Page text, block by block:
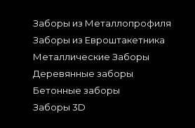
Заборы из Металлопрофиля
Заборы из Евроштакетника
Металлические Заборы
Деревянные заборы
Бетонные заборы
Заборы 3D